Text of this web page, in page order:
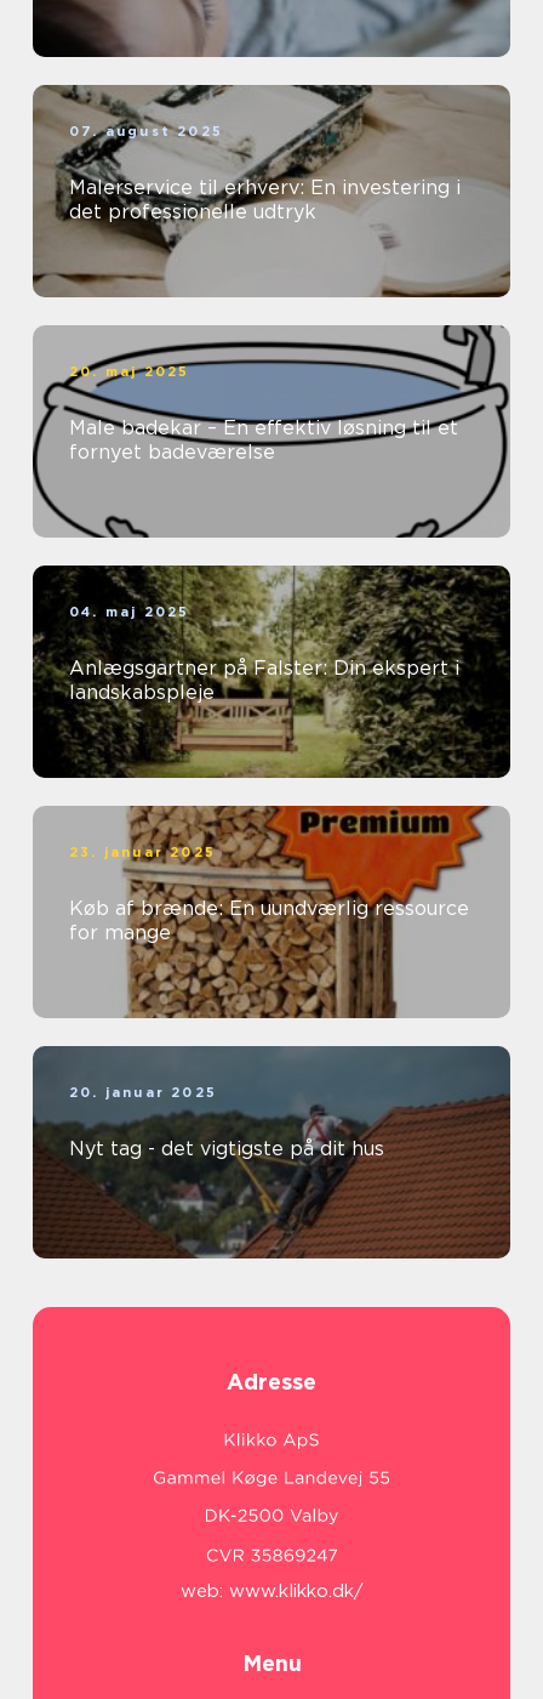
07. august 2025
Malerservice til erhverv: En investering i
det professionelle udtryk
20. maj 2025
Male badekar – En effektiv løsning til et
fornyet badeværelse
04. maj 2025
Anlægsgartner på Falster: Din ekspert i
landskabspleje
23. januar 2025
Køb af brænde: En uundværlig ressource
for mange
20. januar 2025
Nyt tag - det vigtigste på dit hus
Adresse
web: www.klikko.dk/
Menu